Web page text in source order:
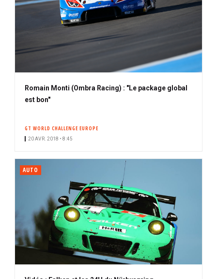
Romain Monti (Ombra Racing) : "Le package global
est bon"
GT WORLD CHALLENGE EUROPE
20 AVR. 2018 • 8:45
AUTO